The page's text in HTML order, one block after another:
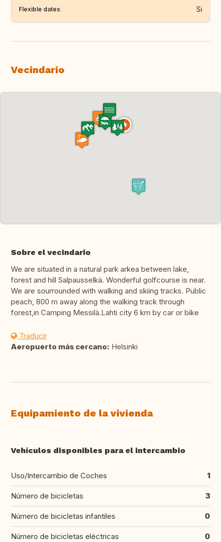
Flexible dates Si
Vecindario
Sobre el vecindario
We are situated in a natural park arkea between lake,
forest and hill Salpausselkä. Wonderful golfcourse is near.
We are sourrounded with walking and skiing tracks. Public
peach, 800 m away along the walking track through
forest,in Camping Messilä.Lahti city 6 km by car or bike
Traducir
Aeropuerto más cercano: Helsinki
Equipamiento de la vivienda
Vehículos disponibles para el intercambio
Uso/Intercambio de Coches 1
Número de bicicletas 3
Número de bicicletas infantiles 0
Número de bicicletas eléctricas 0